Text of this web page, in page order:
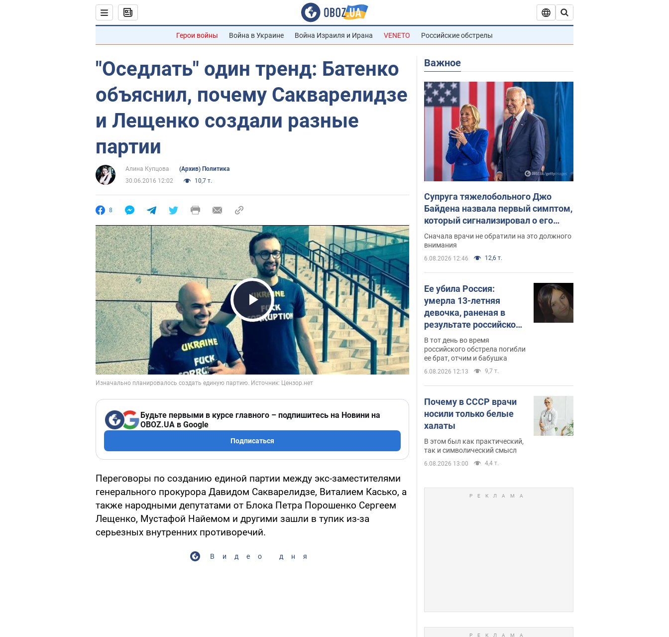
Герои войны Война в Украине Война Израиля и Ирана VENETO Российские обстрелы
"Оседлать" один тренд: Батенко
объяснил, почему Сакварелидзе
и Лещенко создали разные
партии
Алина Купцова
(Архив) Политика
30.06.2016 12:02
10,7 т.
8
Play Video
Будьте первыми в курсе главного – подпишитесь на Новини на
OBOZ.UA в Google
Подписаться
Переговоры по созданию единой партии между экс-заместителями
генерального прокурора Давидом Сакварелидзе, Виталием Касько, а
также народными депутатами от Блока Петра Порошенко Сергеем
Лещенко, Мустафой Найемом и другими зашли в тупик из-за
серьезных внутренних противоречий.
Видео дня
Важное
Супруга тяжелобольного Джо
Байдена назвала первый симптом,
который сигнализировал о его
"агрессивном" раке
Сначала врачи не обратили на это должного
внимания
6.08.2026 12:46 12,6 т.
Ее убила Россия:
умерла 13-летняя
девочка, раненая в
результате российской
атаки на Сумскую
область. Фото
В тот день во время
российского обстрела погибли
ее брат, отчим и бабушка
6.08.2026 12:13 9,7 т.
Почему в СССР врачи
носили только белые
халаты
В этом был как практический,
так и символический смысл
6.08.2026 13:00 4,4 т.